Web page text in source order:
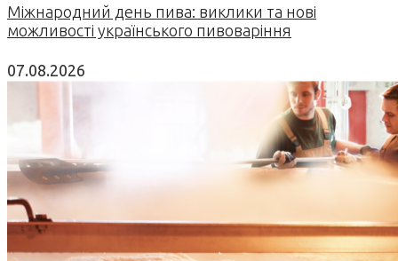
Міжнародний день пива: виклики та нові
можливості українського пивоваріння
07.08.2026